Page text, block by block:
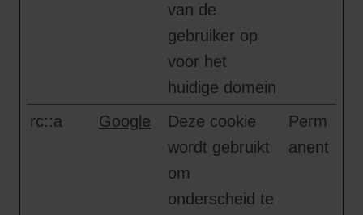
van de
gebruiker op
voor het
huidige domein
rc::a Google
Deze cookie
wordt gebruikt
om
onderscheid te
Perm
anent